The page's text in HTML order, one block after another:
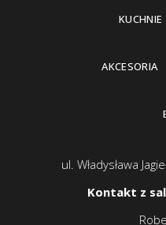
KUCHNIE
AKCESORIA
ul. Władysława
Kontakt z